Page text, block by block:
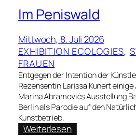
Im Peniswald
Mittwoch, 8. Juli 2026
EXHIBITION ECOLOGIES,
FRAUEN
Entgegen der Intention der
Rezensentin Larissa Kunert
Marina Abramovićs Ausstellung
Berlin als Parodie auf den
Kunstbetrieb.
Weiterlesen: